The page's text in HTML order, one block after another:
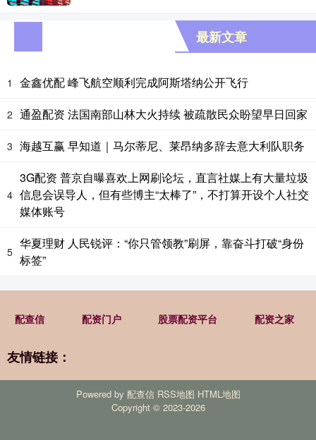
最新文章
1 金鑫优配 峰飞航空顺利完成阿斯塔纳公开飞行
2 通盈配资 法国南部山林大火持续 被疏散民众盼望早日回家
3 海越互赢 早知道｜马尔蒂尼、莱昂纳多辞去意大利队职务
4
3G配资 普京自曝喜欢上网刷论坛，直言社媒上有大量垃圾
信息会误导人，但有些博主“太棒了”，不打算开设个人社交
媒体账号
5
华夏理财 人民锐评：“你只管领教”刷屏，靠奋斗打破“身份
标签”
配查信 配资门户 股票配资平台 配资之家
友情链接：
Powered by 配查信 RSS地图 HTML地图
Copyright © 2023-2026